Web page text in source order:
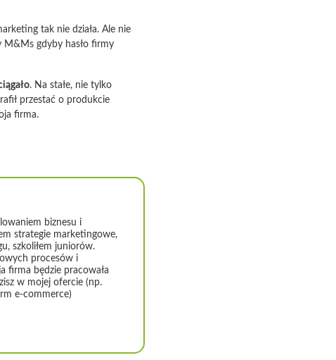
tak nie działa. Ale nie
M&Ms gdyby hasło firmy
. Na stałe, nie tylko
przestać o produkcie
firma.
biznesu i
strategie marketingowe,
szkoliłem juniorów.
procesów i
firma będzie pracowała
w mojej ofercie (np.
e-commerce)